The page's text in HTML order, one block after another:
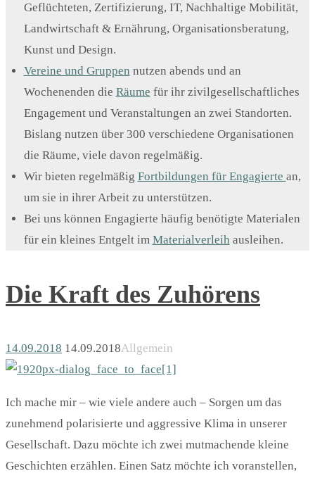
Geflüchteten, Zertifizierung, IT, Nachhaltige Mobilität,
Landwirtschaft & Ernährung, Organisationsberatung,
Kunst und Design.
Vereine und Gruppen nutzen abends und an
Wochenenden die Räume für ihr zivilgesellschaftliches
Engagement und Veranstaltungen an zwei Standorten.
Bislang nutzen über 300 verschiedene Organisationen
die Räume, viele davon regelmäßig.
Wir bieten regelmäßig Fortbildungen für Engagierte an,
um sie in ihrer Arbeit zu unterstützen.
Bei uns können Engagierte häufig benötigte Materialen
für ein kleines Entgelt im Materialverleih ausleihen.
Die Kraft des Zuhörens
14.09.2018 14.09.2018Allgemein
Ich mache mir – wie viele andere auch – Sorgen um das
zunehmend polarisierte und aggressive Klima in unserer
Gesellschaft. Dazu möchte ich zwei mutmachende kleine
Geschichten erzählen. Einen Satz möchte ich voranstellen,